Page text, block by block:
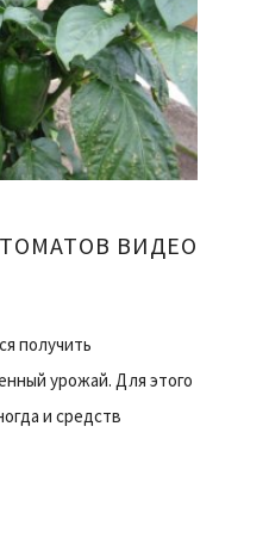
ВИДЕО
получить
урожай. Для этого
и средств